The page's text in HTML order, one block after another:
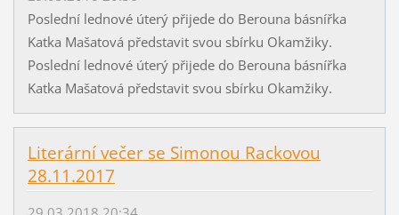
Poslední lednové úterý přijede do Berouna básnířka
Katka Mašatová představit svou sbírku Okamžiky.
Poslední lednové úterý přijede do Berouna básnířka
Katka Mašatová představit svou sbírku Okamžiky.
Literární večer se Simonou Rackovou
28.11.2017